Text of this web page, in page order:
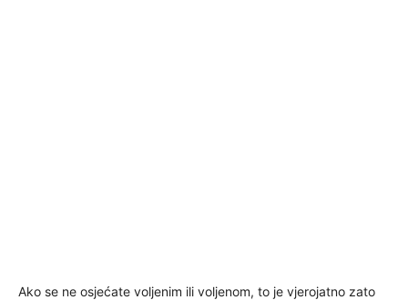
Ako se ne osjećate voljenim ili voljenom, to je vjerojatno zato